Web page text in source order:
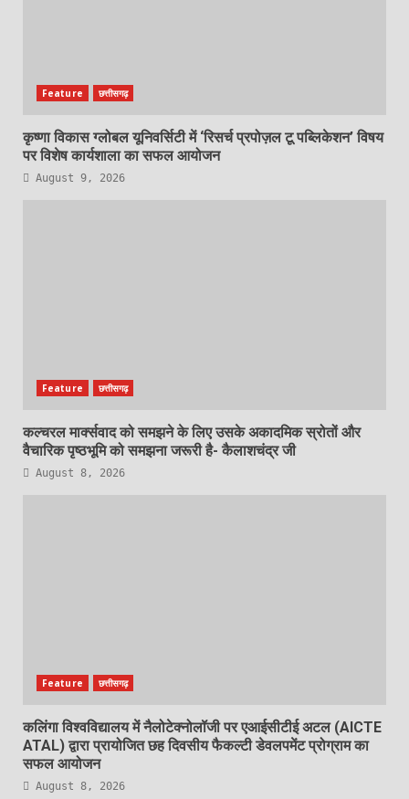
Feature छत्तीसगढ़
कृष्णा विकास ग्लोबल यूनिवर्सिटी में ‘रिसर्च प्रपोज़ल टू पब्लिकेशन’ विषय
पर विशेष कार्यशाला का सफल आयोजन
August 9, 2026
Feature छत्तीसगढ़
कल्चरल मार्क्सवाद को समझने के लिए उसके अकादमिक स्रोतों और
वैचारिक पृष्ठभूमि को समझना जरूरी है- कैलाशचंद्र जी
August 8, 2026
Feature छत्तीसगढ़
कलिंगा विश्वविद्यालय में नैलोटेक्नोलॉजी पर एआईसीटीई अटल (AICTE
ATAL) द्वारा प्रायोजित छह दिवसीय फैकल्टी डेवलपमेंट प्रोग्राम का
सफल आयोजन
August 8, 2026